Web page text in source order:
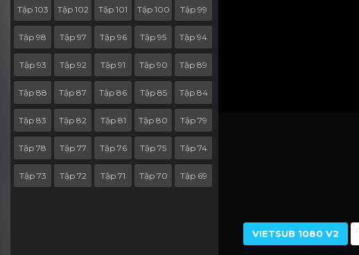
VIETSUB 1080 V2
Tập 103 Tập 102 Tập 101 Tập 100 Tập 99
Tập 98 Tập 97 Tập 96 Tập 95 Tập 94
Tập 93 Tập 92 Tập 91 Tập 90 Tập 89
Tập 88 Tập 87 Tập 86 Tập 85 Tập 84
Tập 83 Tập 82 Tập 81 Tập 80 Tập 79
Tập 78 Tập 77 Tập 76 Tập 75 Tập 74
Tập 73 Tập 72 Tập 71 Tập 70 Tập 69